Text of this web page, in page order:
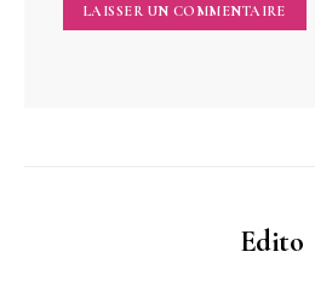
Edito